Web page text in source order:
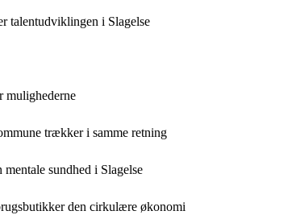
talentudviklingen i Slagelse
mulighederne
trækker i samme retning
sundhed i Slagelse
den cirkulære økonomi